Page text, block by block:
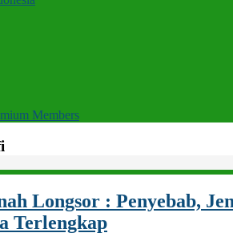
Members
Longsor : Penyebab,
Terlengkap